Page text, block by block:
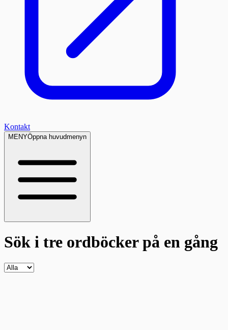
Kontakt
MENYÖppna huvudmenyn
Sök i tre ordböckerpå en gång